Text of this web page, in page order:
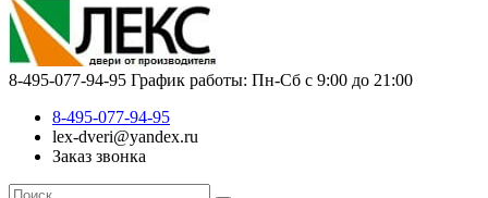
8-495-077-94-95 График работы: Пн-Сб с 9:00 до 21:00
8-495-077-94-95
lex-dveri@yandex.ru
Заказ звонка